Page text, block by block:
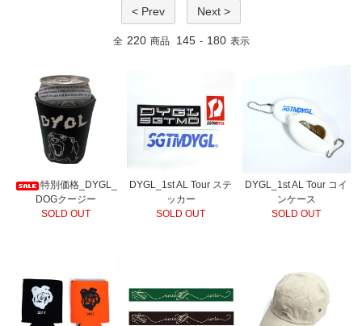
< Prev Next >
全 220 商品 145 - 180 表示
特別価格_DYGL_
DOGクージー
SOLD OUT
DYGL_1st AL Tour ステ
ッカー
SOLD OUT
DYGL_1st AL Tour コイ
ンケース
SOLD OUT